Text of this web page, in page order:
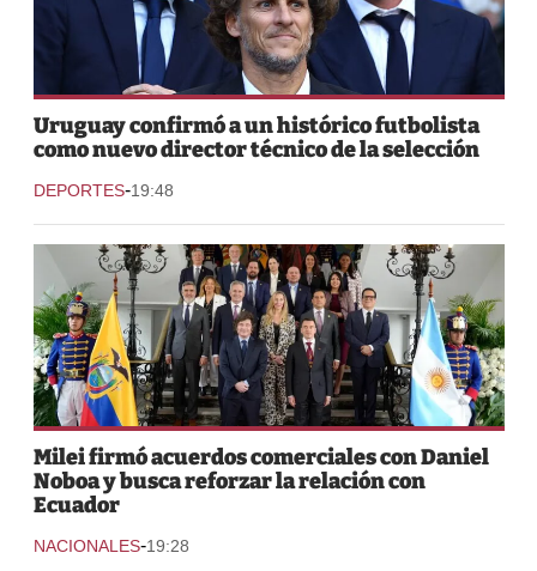
Uruguay confirmó a un histórico futbolista
como nuevo director técnico de la selección
DEPORTES-19:48
Milei firmó acuerdos comerciales con Daniel
Noboa y busca reforzar la relación con
Ecuador
NACIONALES-19:28